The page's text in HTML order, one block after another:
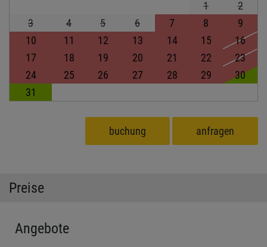
1
2
3
4 5 6 7 8
9
10
11 12 13 14 15
16
17
18 19 20 21 22
23
24
25 26 27 28 29
30
31
buchung anfragen
Preise
Angebote